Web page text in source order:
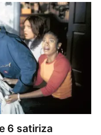
6 satiriza